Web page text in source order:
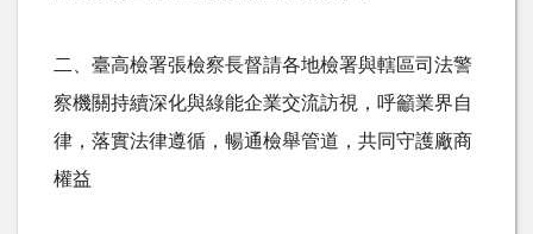
二、臺高檢署張檢察長督請各地檢署與轄區司法警
察機關持續深化與綠能企業交流訪視，呼籲業界自
律，落實法律遵循，暢通檢舉管道，共同守護廠商
權益